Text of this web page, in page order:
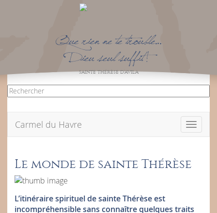
Que rien ne te trouble…
Dieu seul suffit !
SAINTE THÉRÈSE D’AVILA
Toggle
Carmel du Havre
Le monde de sainte Thérèse
L’itinéraire spirituel de sainte Thérèse est
incompréhensible sans connaître quelques traits